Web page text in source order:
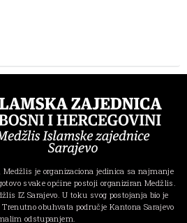
je organizaciona jedinica sa najmanje
svake općine postoji organiziran Medžlis.
IZ Sarajevo. U toku svog postojanja bio je
obuhvata područje Kantona Sarajevo
odstupanjem.